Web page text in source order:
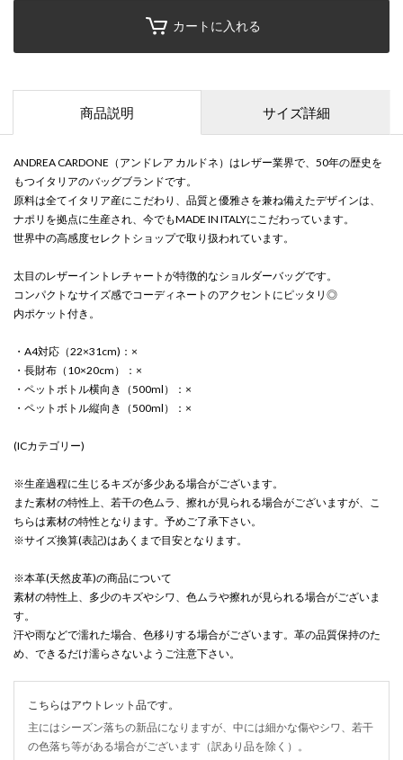
カートに入れる
商品説明 サイズ詳細
ANDREA CARDONE（アンドレア カルドネ）はレザー業界で、50年の歴史を
もつイタリアのバッグブランドです。
原料は全てイタリア産にこだわり、品質と優雅さを兼ね備えたデザインは、
ナポリを拠点に生産され、今でもMADE IN ITALYにこだわっています。
世界中の高感度セレクトショップで取り扱われています。
太目のレザーイントレチャートが特徴的なショルダーバッグです。
コンパクトなサイズ感でコーディネートのアクセントにピッタリ◎
内ポケット付き。
・A4対応（22×31cm)：×
・長財布（10×20cm）：×
・ペットボトル横向き（500ml）：×
・ペットボトル縦向き（500ml）：×
(ICカテゴリー)
※生産過程に生じるキズが多少ある場合がございます。
また素材の特性上、若干の色ムラ、擦れが見られる場合がございますが、こ
ちらは素材の特性となります。予めご了承下さい。
※サイズ換算(表記)はあくまで目安となります。
※本革(天然皮革)の商品について
素材の特性上、多少のキズやシワ、色ムラや擦れが見られる場合がございま
す。
汗や雨などで濡れた場合、色移りする場合がございます。革の品質保持のた
め、できるだけ濡らさないようご注意下さい。
こちらはアウトレット品です。
主にはシーズン落ちの新品になりますが、中には細かな傷やシワ、若干
の色落ち等がある場合がございます（訳あり品を除く）。